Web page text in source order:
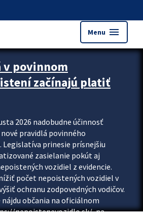
Menu menu
upútavok
v povinnom
začínajú platiť
2026 nadobudne účinnosť
pravidlá povinného
prinesie prísnejšiu
zasielanie pokút aj
vozidiel z evidencie.
počet nepoistených vozidiel v
ochranu zodpovedných vodičov.
občania na oficiálnom
nepoistenevozidlo.sk/, na